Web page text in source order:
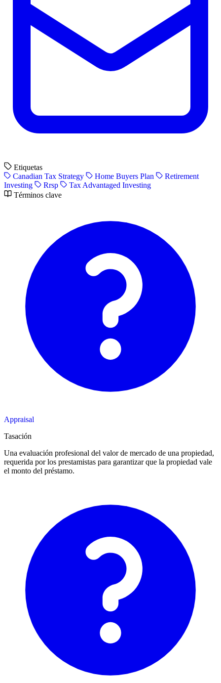
Etiquetas
Canadian Tax Strategy
Home Buyers Plan
Retirement
Investing
Rrsp
Tax Advantaged Investing
Términos clave
Appraisal
Tasación
Una evaluación profesional del valor de mercado de una propiedad,
requerida por los prestamistas para garantizar que la propiedad vale
el monto del préstamo.